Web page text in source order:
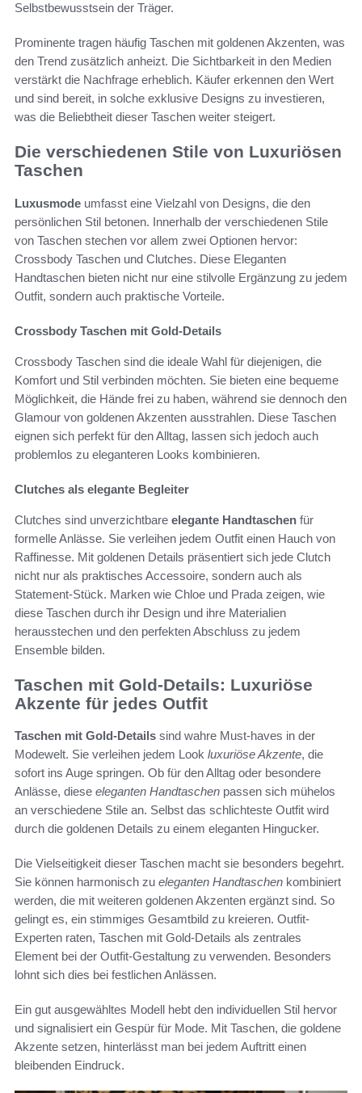
Selbstbewusstsein der Träger.
Prominente tragen häufig Taschen mit goldenen Akzenten, was
den Trend zusätzlich anheizt. Die Sichtbarkeit in den Medien
verstärkt die Nachfrage erheblich. Käufer erkennen den Wert
und sind bereit, in solche exklusive Designs zu investieren,
was die Beliebtheit dieser Taschen weiter steigert.
Die verschiedenen Stile von Luxuriösen
Taschen
Luxusmode umfasst eine Vielzahl von Designs, die den
persönlichen Stil betonen. Innerhalb der verschiedenen Stile
von Taschen stechen vor allem zwei Optionen hervor:
Crossbody Taschen und Clutches. Diese Eleganten
Handtaschen bieten nicht nur eine stilvolle Ergänzung zu jedem
Outfit, sondern auch praktische Vorteile.
Crossbody Taschen mit Gold-Details
Crossbody Taschen sind die ideale Wahl für diejenigen, die
Komfort und Stil verbinden möchten. Sie bieten eine bequeme
Möglichkeit, die Hände frei zu haben, während sie dennoch den
Glamour von goldenen Akzenten ausstrahlen. Diese Taschen
eignen sich perfekt für den Alltag, lassen sich jedoch auch
problemlos zu eleganteren Looks kombinieren.
Clutches als elegante Begleiter
Clutches sind unverzichtbare elegante Handtaschen für
formelle Anlässe. Sie verleihen jedem Outfit einen Hauch von
Raffinesse. Mit goldenen Details präsentiert sich jede Clutch
nicht nur als praktisches Accessoire, sondern auch als
Statement-Stück. Marken wie Chloe und Prada zeigen, wie
diese Taschen durch ihr Design und ihre Materialien
herausstechen und den perfekten Abschluss zu jedem
Ensemble bilden.
Taschen mit Gold-Details: Luxuriöse
Akzente für jedes Outfit
Taschen mit Gold-Details sind wahre Must-haves in der
Modewelt. Sie verleihen jedem Look luxuriöse Akzente, die
sofort ins Auge springen. Ob für den Alltag oder besondere
Anlässe, diese eleganten Handtaschen passen sich mühelos
an verschiedene Stile an. Selbst das schlichteste Outfit wird
durch die goldenen Details zu einem eleganten Hingucker.
Die Vielseitigkeit dieser Taschen macht sie besonders begehrt.
Sie können harmonisch zu eleganten Handtaschen kombiniert
werden, die mit weiteren goldenen Akzenten ergänzt sind. So
gelingt es, ein stimmiges Gesamtbild zu kreieren. Outfit-
Experten raten, Taschen mit Gold-Details als zentrales
Element bei der Outfit-Gestaltung zu verwenden. Besonders
lohnt sich dies bei festlichen Anlässen.
Ein gut ausgewähltes Modell hebt den individuellen Stil hervor
und signalisiert ein Gespür für Mode. Mit Taschen, die goldene
Akzente setzen, hinterlässt man bei jedem Auftritt einen
bleibenden Eindruck.